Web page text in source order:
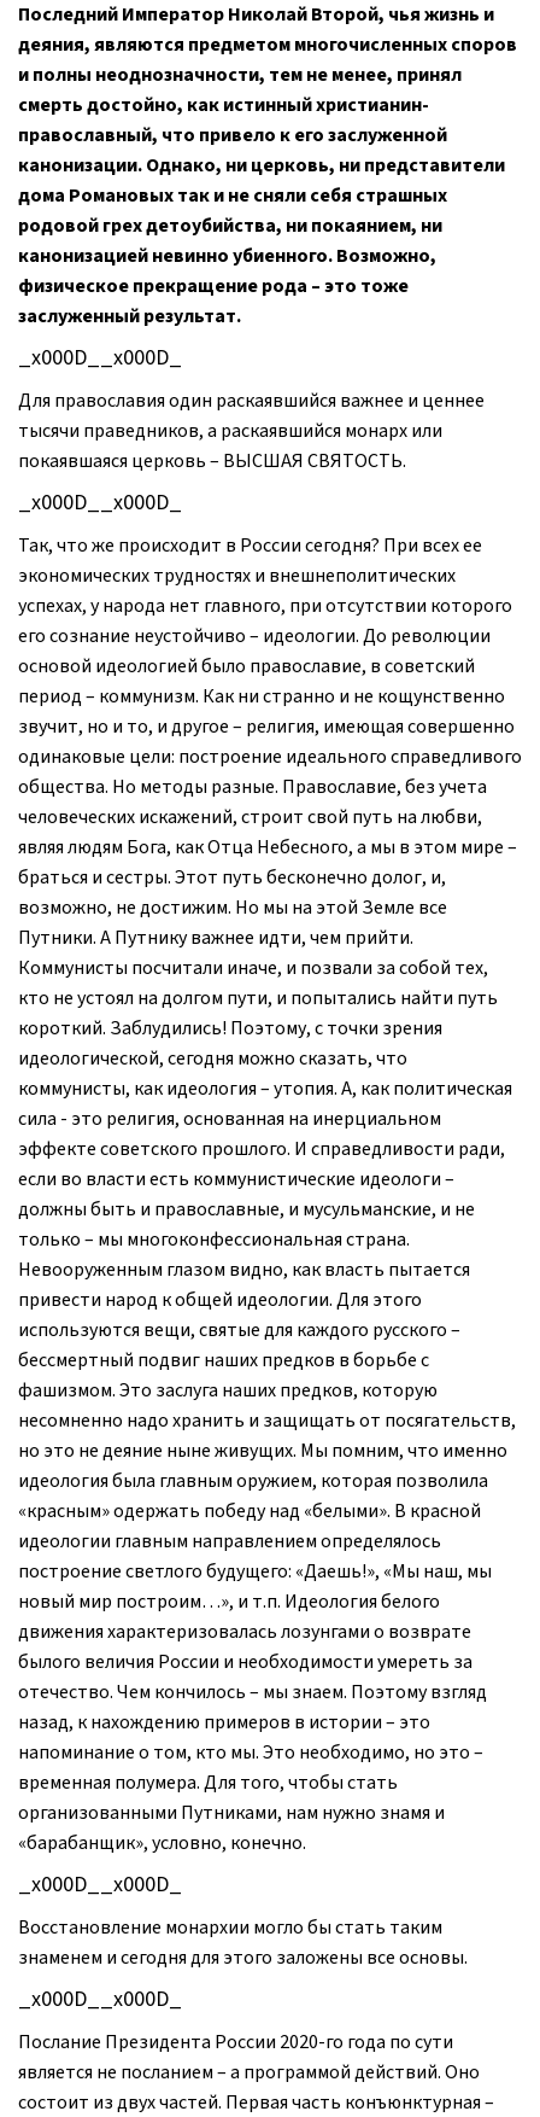
Последний Император Николай Второй, чья жизнь и
деяния, являются предметом многочисленных споров
и полны неоднозначности, тем не менее, принял
смерть достойно, как истинный христианин-
православный, что привело к его заслуженной
канонизации. Однако, ни церковь, ни представители
дома Романовых так и не сняли себя страшных
родовой грех детоубийства, ни покаянием, ни
канонизацией невинно убиенного. Возможно,
физическое прекращение рода – это тоже
заслуженный результат.
_x000D__x000D_
Для православия один раскаявшийся важнее и ценнее
тысячи праведников, а раскаявшийся монарх или
покаявшаяся церковь – ВЫСШАЯ СВЯТОСТЬ.
_x000D__x000D_
Так, что же происходит в России сегодня? При всех ее
экономических трудностях и внешнеполитических
успехах, у народа нет главного, при отсутствии которого
его сознание неустойчиво – идеологии. До революции
основой идеологией было православие, в советский
период – коммунизм. Как ни странно и не кощунственно
звучит, но и то, и другое – религия, имеющая совершенно
одинаковые цели: построение идеального справедливого
общества. Но методы разные. Православие, без учета
человеческих искажений, строит свой путь на любви,
являя людям Бога, как Отца Небесного, а мы в этом мире –
браться и сестры. Этот путь бесконечно долог, и,
возможно, не достижим. Но мы на этой Земле все
Путники. А Путнику важнее идти, чем прийти.
Коммунисты посчитали иначе, и позвали за собой тех,
кто не устоял на долгом пути, и попытались найти путь
короткий. Заблудились! Поэтому, с точки зрения
идеологической, сегодня можно сказать, что
коммунисты, как идеология – утопия. А, как политическая
сила - это религия, основанная на инерциальном
эффекте советского прошлого. И справедливости ради,
если во власти есть коммунистические идеологи –
должны быть и православные, и мусульманские, и не
только – мы многоконфессиональная страна.
Невооруженным глазом видно, как власть пытается
привести народ к общей идеологии. Для этого
используются вещи, святые для каждого русского –
бессмертный подвиг наших предков в борьбе с
фашизмом. Это заслуга наших предков, которую
несомненно надо хранить и защищать от посягательств,
но это не деяние ныне живущих. Мы помним, что именно
идеология была главным оружием, которая позволила
«красным» одержать победу над «белыми». В красной
идеологии главным направлением определялось
построение светлого будущего: «Даешь!», «Мы наш, мы
новый мир построим…», и т.п. Идеология белого
движения характеризовалась лозунгами о возврате
былого величия России и необходимости умереть за
отечество. Чем кончилось – мы знаем. Поэтому взгляд
назад, к нахождению примеров в истории – это
напоминание о том, кто мы. Это необходимо, но это –
временная полумера. Для того, чтобы стать
организованными Путниками, нам нужно знамя и
«барабанщик», условно, конечно.
_x000D__x000D_
Восстановление монархии могло бы стать таким
знаменем и сегодня для этого заложены все основы.
_x000D__x000D_
Послание Президента России 2020-го года по сути
является не посланием – а программой действий. Оно
состоит из двух частей. Первая часть конъюнктурная –